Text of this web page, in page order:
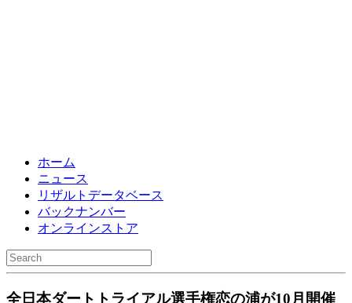
ホーム
ニュース
リザルトデータベース
バックナンバー
オンラインストア
全日本ダートトライアル選手権恋の浦が10月開催